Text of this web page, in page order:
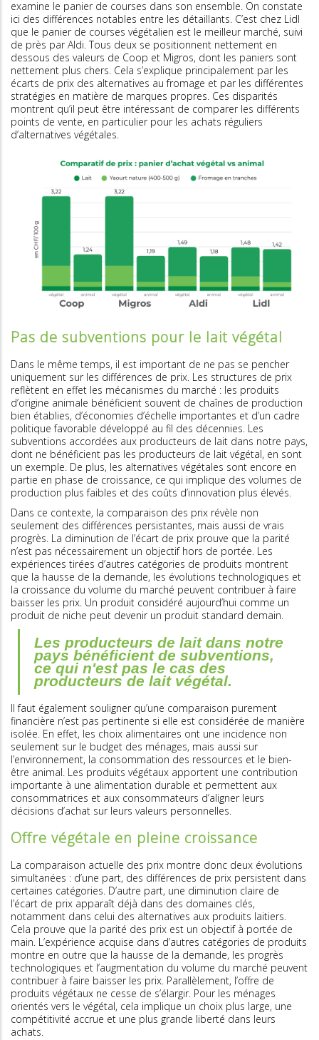
examine le panier de courses dans son ensemble. On constate
ici des différences notables entre les détaillants. C’est chez Lidl
que le panier de courses végétalien est le meilleur marché, suivi
de près par Aldi. Tous deux se positionnent nettement en
dessous des valeurs de Coop et Migros, dont les paniers sont
nettement plus chers. Cela s’explique principalement par les
écarts de prix des alternatives au fromage et par les différentes
stratégies en matière de marques propres. Ces disparités
montrent qu’il peut être intéressant de comparer les différents
points de vente, en particulier pour les achats réguliers
d’alternatives végétales.
Pas de subventions pour le lait végétal
Dans le même temps, il est important de ne pas se pencher
uniquement sur les différences de prix. Les structures de prix
reflètent en effet les mécanismes du marché : les produits
d’origine animale bénéficient souvent de chaînes de production
bien établies, d’économies d’échelle importantes et d’un cadre
politique favorable développé au fil des décennies. Les
subventions accordées aux producteurs de lait dans notre pays,
dont ne bénéficient pas les producteurs de lait végétal, en sont
un exemple. De plus, les alternatives végétales sont encore en
partie en phase de croissance, ce qui implique des volumes de
production plus faibles et des coûts d’innovation plus élevés.
Dans ce contexte, la comparaison des prix révèle non
seulement des différences persistantes, mais aussi de vrais
progrès. La diminution de l’écart de prix prouve que la parité
n’est pas nécessairement un objectif hors de portée. Les
expériences tirées d’autres catégories de produits montrent
que la hausse de la demande, les évolutions technologiques et
la croissance du volume du marché peuvent contribuer à faire
baisser les prix. Un produit considéré aujourd’hui comme un
produit de niche peut devenir un produit standard demain.
Les producteurs de lait dans notre
pays bénéficient de subventions,
ce qui n'est pas le cas des
producteurs de lait végétal.
Il faut également souligner qu’une comparaison purement
financière n’est pas pertinente si elle est considérée de manière
isolée. En effet, les choix alimentaires ont une incidence non
seulement sur le budget des ménages, mais aussi sur
l’environnement, la consommation des ressources et le bien-
être animal. Les produits végétaux apportent une contribution
importante à une alimentation durable et permettent aux
consommatrices et aux consommateurs d’aligner leurs
décisions d’achat sur leurs valeurs personnelles.
Offre végétale en pleine croissance
La comparaison actuelle des prix montre donc deux évolutions
simultanées : d’une part, des différences de prix persistent dans
certaines catégories. D’autre part, une diminution claire de
l’écart de prix apparaît déjà dans des domaines clés,
notamment dans celui des alternatives aux produits laitiers.
Cela prouve que la parité des prix est un objectif à portée de
main. L’expérience acquise dans d’autres catégories de produits
montre en outre que la hausse de la demande, les progrès
technologiques et l’augmentation du volume du marché peuvent
contribuer à faire baisser les prix. Parallèlement, l’offre de
produits végétaux ne cesse de s’élargir. Pour les ménages
orientés vers le végétal, cela implique un choix plus large, une
compétitivité accrue et une plus grande liberté dans leurs
achats.